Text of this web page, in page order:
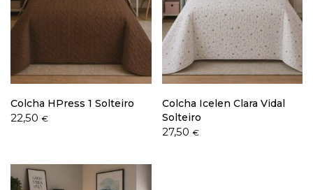
Termos e condições
Colcha HPress 1 Solteiro
22,50 €
Colcha Icelen Clara Vidal
Solteiro
27,50 €